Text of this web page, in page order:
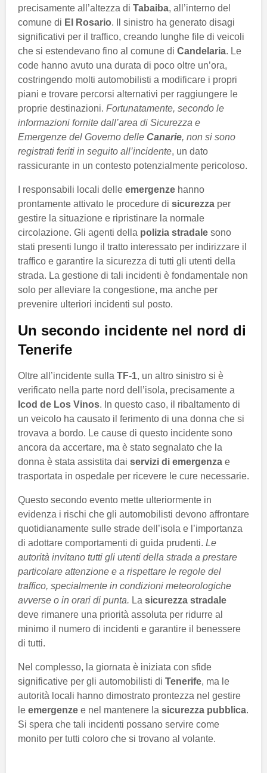
precisamente all’altezza di Tabaiba, all’interno del
comune di El Rosario. Il sinistro ha generato disagi
significativi per il traffico, creando lunghe file di veicoli
che si estendevano fino al comune di Candelaria. Le
code hanno avuto una durata di poco oltre un’ora,
costringendo molti automobilisti a modificare i propri
piani e trovare percorsi alternativi per raggiungere le
proprie destinazioni. Fortunatamente, secondo le
informazioni fornite dall’area di Sicurezza e
Emergenze del Governo delle Canarie, non si sono
registrati feriti in seguito all’incidente, un dato
rassicurante in un contesto potenzialmente pericoloso.
I responsabili locali delle emergenze hanno
prontamente attivato le procedure di sicurezza per
gestire la situazione e ripristinare la normale
circolazione. Gli agenti della polizia stradale sono
stati presenti lungo il tratto interessato per indirizzare il
traffico e garantire la sicurezza di tutti gli utenti della
strada. La gestione di tali incidenti è fondamentale non
solo per alleviare la congestione, ma anche per
prevenire ulteriori incidenti sul posto.
Un secondo incidente nel nord di
Tenerife
Oltre all’incidente sulla TF-1, un altro sinistro si è
verificato nella parte nord dell’isola, precisamente a
Icod de Los Vinos. In questo caso, il ribaltamento di
un veicolo ha causato il ferimento di una donna che si
trovava a bordo. Le cause di questo incidente sono
ancora da accertare, ma è stato segnalato che la
donna è stata assistita dai servizi di emergenza e
trasportata in ospedale per ricevere le cure necessarie.
Questo secondo evento mette ulteriormente in
evidenza i rischi che gli automobilisti devono affrontare
quotidianamente sulle strade dell’isola e l’importanza
di adottare comportamenti di guida prudenti. Le
autorità invitano tutti gli utenti della strada a prestare
particolare attenzione e a rispettare le regole del
traffico, specialmente in condizioni meteorologiche
avverse o in orari di punta. La sicurezza stradale
deve rimanere una priorità assoluta per ridurre al
minimo il numero di incidenti e garantire il benessere
di tutti.
Nel complesso, la giornata è iniziata con sfide
significative per gli automobilisti di Tenerife, ma le
autorità locali hanno dimostrato prontezza nel gestire
le emergenze e nel mantenere la sicurezza pubblica.
Si spera che tali incidenti possano servire come
monito per tutti coloro che si trovano al volante.